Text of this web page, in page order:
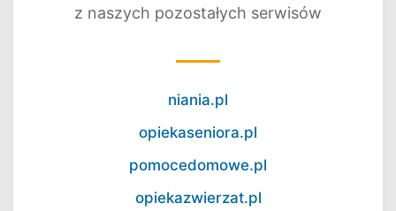
z naszych pozostałych serwisów
niania.pl
opiekaseniora.pl
pomocedomowe.pl
opiekazwierzat.pl